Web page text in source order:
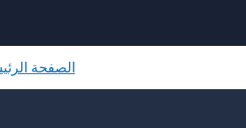
الصفحة